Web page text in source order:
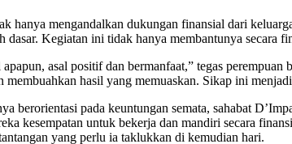
hanya mengandalkan dukungan finansial dari
dasar. Kegiatan ini tidak hanya membantunya secara
asal positif dan bermanfaat,” tegas
hasil yang memuaskan. Sikap ini
berorientasi pada keuntungan semata, sahabat
kesempatan untuk bekerja dan mandiri secara
yang perlu ia taklukkan di kemudian hari.